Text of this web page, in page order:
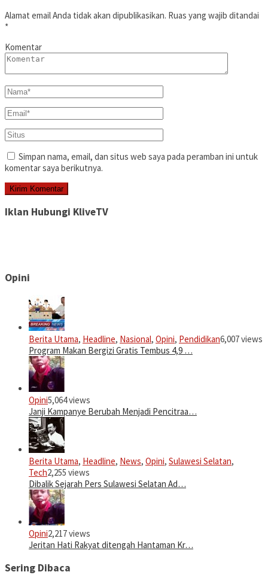
Alamat email Anda tidak akan dipublikasikan. Ruas yang wajib ditandai
*
Komentar
Simpan nama, email, dan situs web saya pada peramban ini untuk
komentar saya berikutnya.
Iklan Hubungi KliveTV
Opini
Berita Utama, Headline, Nasional, Opini, Pendidikan6,007 views
Program Makan Bergizi Gratis Tembus 4,9 …
Opini5,064 views
Janji Kampanye Berubah Menjadi Pencitraa…
Berita Utama, Headline, News, Opini, Sulawesi Selatan,
Tech2,255 views
Dibalik Sejarah Pers Sulawesi Selatan Ad…
Opini2,217 views
Jeritan Hati Rakyat ditengah Hantaman Kr…
Sering Dibaca